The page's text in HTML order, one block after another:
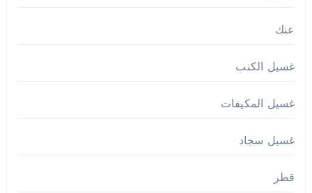
عنك
غسيل الكنب
غسيل المكيفات
غسيل سجاد
قطر